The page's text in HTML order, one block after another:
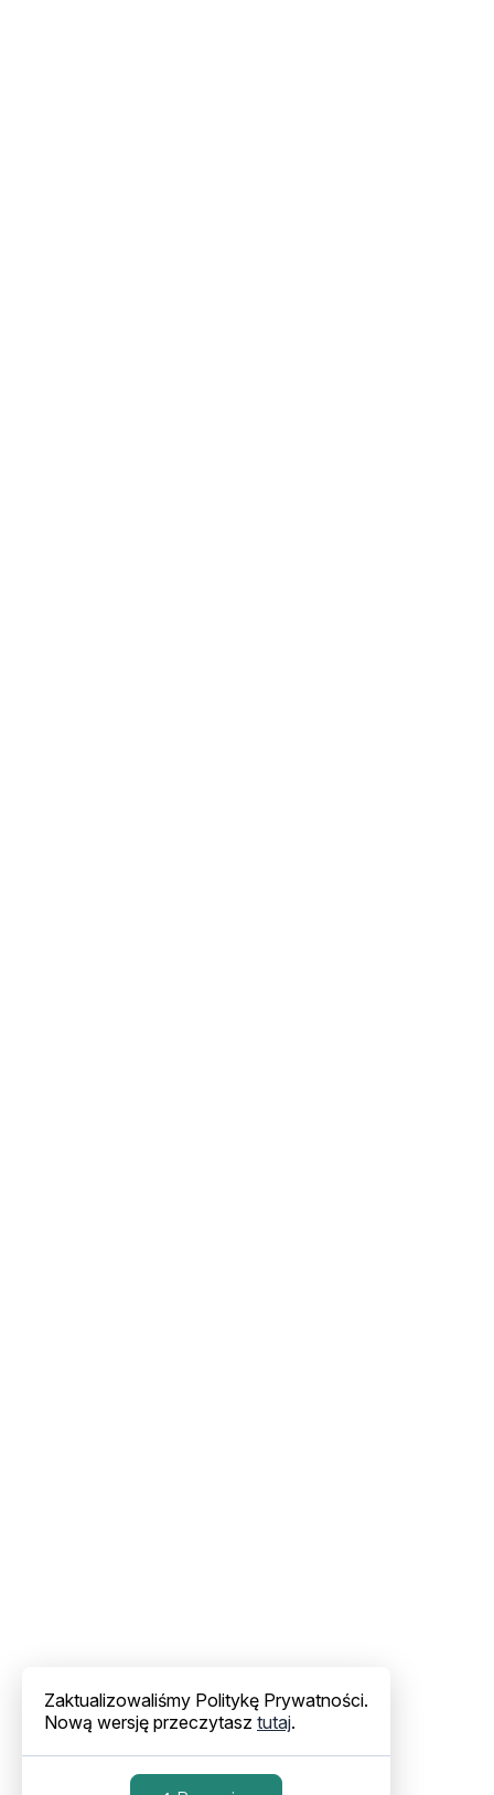
Zaktualizowaliśmy Politykę Prywatności.
Nową wersję przeczytasz tutaj.